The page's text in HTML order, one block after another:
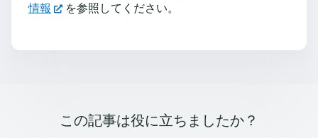
情報
を参照してください。
この記事は役に立ちましたか？